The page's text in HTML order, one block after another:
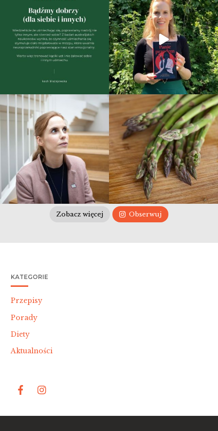
Zobacz więcej Obserwuj
KATEGORIE
Przepisy
Porady
Diety
Aktualności